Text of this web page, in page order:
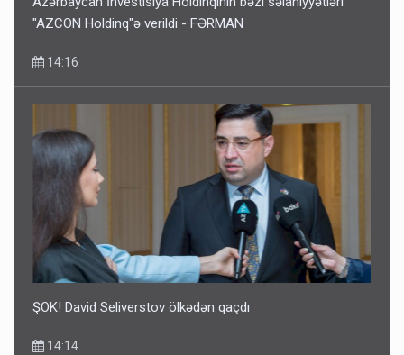
"AZCON Holdinq"ə verildi - FƏRMAN
14:16
ŞOK! David Seliverstov ölkədən qaçdı
14:14